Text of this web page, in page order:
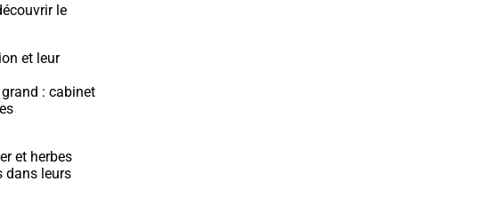
le
et leur
: cabinet
et herbes
dans leurs